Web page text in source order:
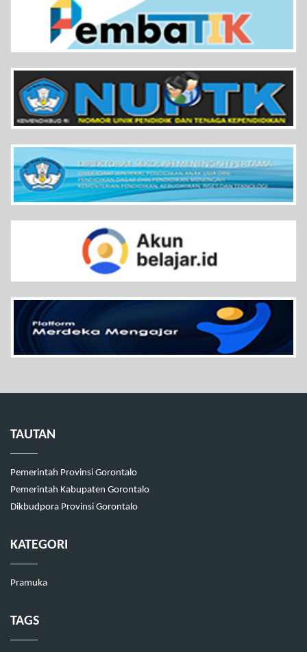
TAUTAN
Pemerintah Provinsi Gorontalo
Pemerintah Kabupaten Gorontalo
Dikbudpora Provinsi Gorontalo
KATEGORI
Pramuka
TAGS